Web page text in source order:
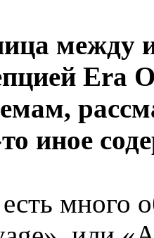
между
Era
иное
много